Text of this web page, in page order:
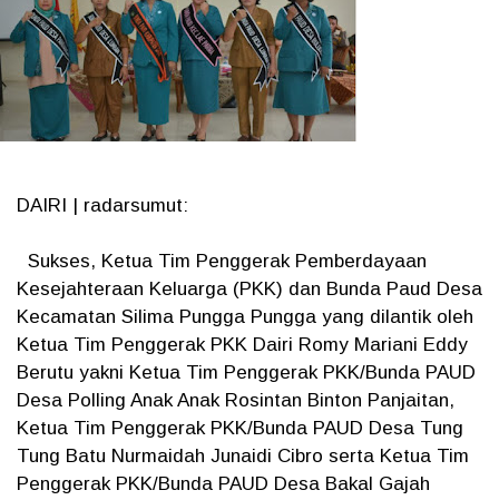
DAIRI | radarsumut:
Sukses, Ketua Tim Penggerak Pemberdayaan
Kesejahteraan Keluarga (PKK) dan Bunda Paud Desa
Kecamatan Silima Pungga Pungga yang dilantik oleh
Ketua Tim Penggerak PKK Dairi Romy Mariani Eddy
Berutu yakni Ketua Tim Penggerak PKK/Bunda PAUD
Desa Polling Anak Anak Rosintan Binton Panjaitan,
Ketua Tim Penggerak PKK/Bunda PAUD Desa Tung
Tung Batu Nurmaidah Junaidi Cibro serta Ketua Tim
Penggerak PKK/Bunda PAUD Desa Bakal Gajah